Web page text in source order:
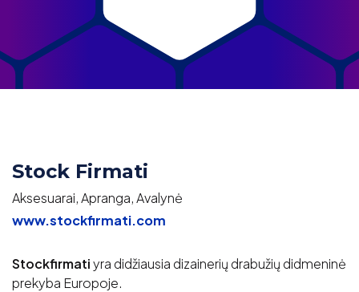
Stock Firmati
Aksesuarai, Apranga, Avalynė
www.stockfirmati.com
Stockfirmatiyra didžiausia dizainerių drabužių didmeninė
prekyba Europoje.